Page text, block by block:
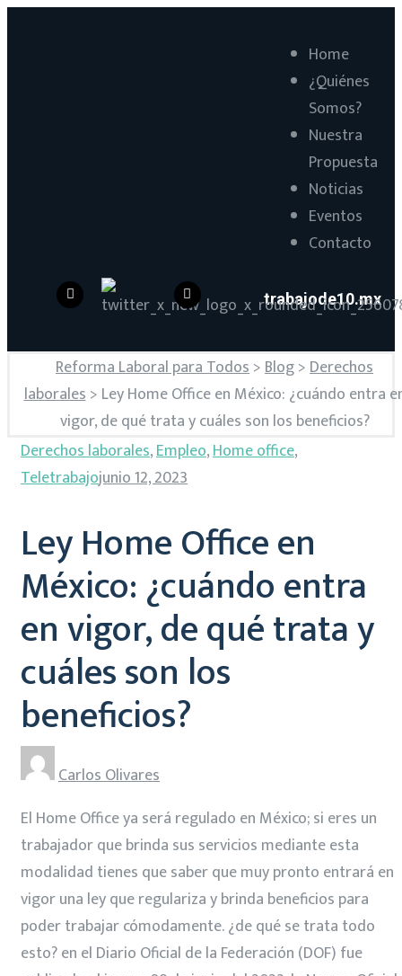
Home
¿Quiénes
Somos?
Nuestra
Propuesta
Noticias
Eventos
Contacto
trabajode10.mx
Reforma Laboral para Todos>Blog>Derechos
laborales> Ley Home Office en México: ¿cuándo entra
vigor, de qué trata y cuáles son los beneficios?
Derechos laborales,Empleo,Home office,
Teletrabajojunio 12, 2023
Ley Home Office en
México: ¿cuándo entra
en vigor, de qué trata y
cuáles son los
beneficios?
Carlos Olivares
El Home Office ya será regulado en México; si eres un
trabajador que brinda sus servicios mediante esta
modalidad tienes que saber que muy pronto entrará en
vigor una ley que regulariza y brinda beneficios para
poder trabajar cómodamente. ¿de qué se trata todo
esto? en el Diario Oficial de la Federación (DOF) fue